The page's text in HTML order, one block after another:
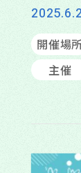
開催場
主催